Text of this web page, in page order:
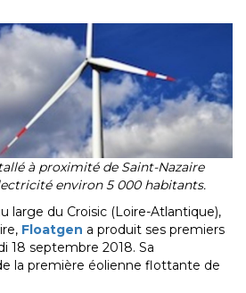
à proximité de Saint-Nazaire
environ 5 000 habitants.
large du Croisic (Loire-Atlantique),
Floatgen a produit ses premiers
18 septembre 2018. Sa
la première éolienne flottante de